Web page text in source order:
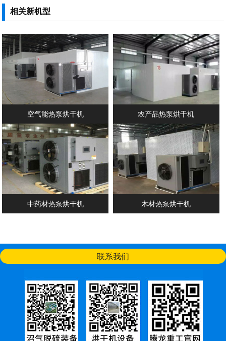
设备、实木家具烘干机、实木家具
相关新机型
空气能热泵烘干机 农产品热泵烘干机
中药材热泵烘干机 木材热泵烘干机
联系我们